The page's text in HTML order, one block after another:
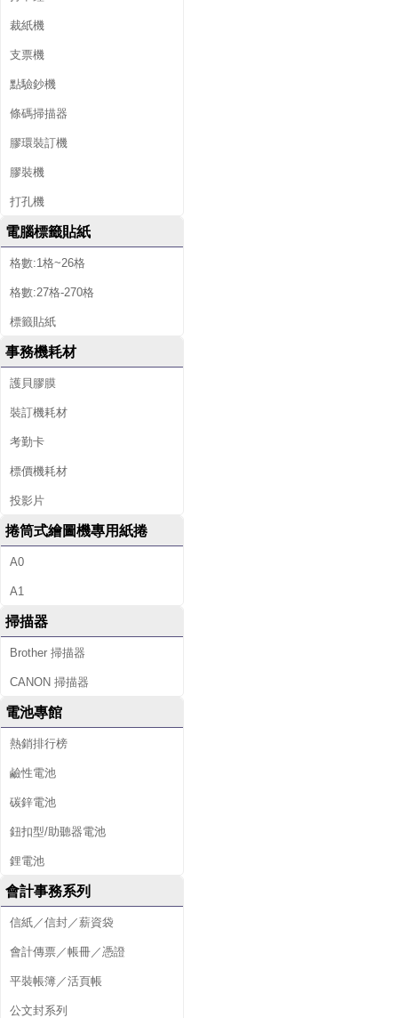
裁紙機
支票機
點驗鈔機
條碼掃描器
膠環裝訂機
膠裝機
打孔機
電腦標籤貼紙
格數:1格~26格
格數:27格-270格
標籤貼紙
事務機耗材
護貝膠膜
裝訂機耗材
考勤卡
標價機耗材
投影片
捲筒式繪圖機專用紙捲
A0
A1
掃描器
Brother 掃描器
CANON 掃描器
電池專館
熱銷排行榜
鹼性電池
碳鋅電池
鈕扣型/助聽器電池
鋰電池
會計事務系列
信紙／信封／薪資袋
會計傳票／帳冊／憑證
平裝帳簿／活頁帳
公文封系列